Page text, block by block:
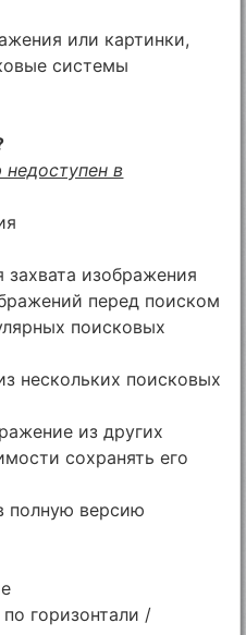
или картинки,
системы
в
изображения
перед поиском
поисковых
нескольких поисковых
из других
сохранять его
полную версию
горизонтали /